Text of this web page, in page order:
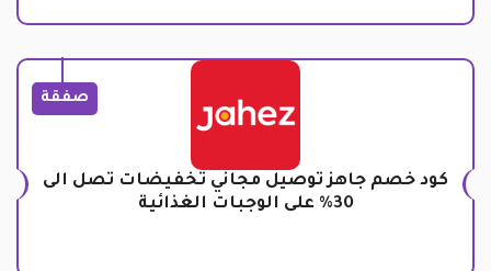
صفقة
كود خصم جاهز توصيل مجاني تخفيضات تصل الى
30% على الوجبات الغذائية